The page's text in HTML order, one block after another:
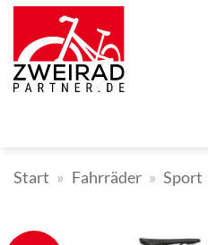
Zum
Inhalt
springen
Start » Fahrräder » Sport